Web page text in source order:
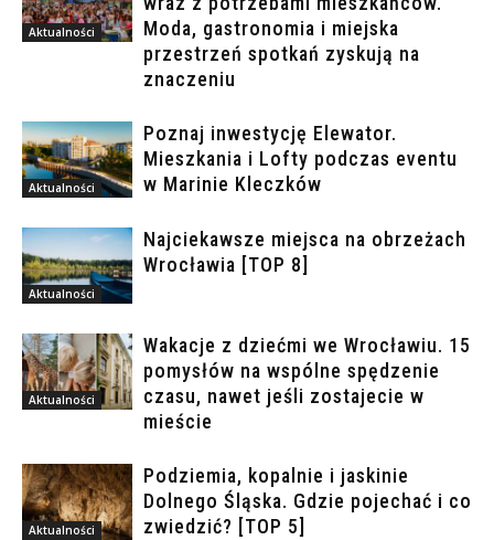
Aktualności
Moda, gastronomia i miejska
przestrzeń spotkań zyskują na
znaczeniu
Aktualności
Poznaj inwestycję Elewator.
Mieszkania i Lofty podczas eventu
w Marinie Kleczków
Aktualności
Najciekawsze miejsca na obrzeżach
Wrocławia [TOP 8]
Aktualności
Wakacje z dziećmi we Wrocławiu. 15
pomysłów na wspólne spędzenie
czasu, nawet jeśli zostajecie w
mieście
Aktualności
Podziemia, kopalnie i jaskinie
Dolnego Śląska. Gdzie pojechać i co
zwiedzić? [TOP 5]